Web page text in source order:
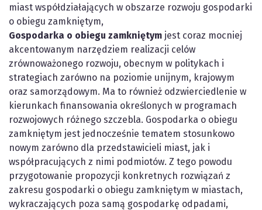
miast współdziałających w obszarze rozwoju gospodarki
o obiegu zamkniętym,
Gospodarka o obiegu zamkniętym jest coraz mocniej
akcentowanym narzędziem realizacji celów
zrównoważonego rozwoju, obecnym w politykach i
strategiach zarówno na poziomie unijnym, krajowym
oraz samorządowym. Ma to również odzwierciedlenie w
kierunkach finansowania określonych w programach
rozwojowych różnego szczebla. Gospodarka o obiegu
zamkniętym jest jednocześnie tematem stosunkowo
nowym zarówno dla przedstawicieli miast, jak i
współpracujących z nimi podmiotów. Z tego powodu
przygotowanie propozycji konkretnych rozwiązań z
zakresu gospodarki o obiegu zamkniętym w miastach,
wykraczających poza samą gospodarkę odpadami,